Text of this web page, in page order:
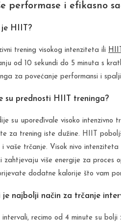
performase i efikasno
je HIIT?
trening visokog intenziteta ili
od 10 sekundi do 5 minuta s
za povećanje performansi i
su prednosti HIIT treninga?
su upoređivale visoko intenzivno
za trening iste dužine. HIIT
i vaše trčanje. Visok nivo
zahtjevaju više energije za proces
dodatne kalorije što vam
je najbolji način za trčanje
intervali, recimo od 4 minute su